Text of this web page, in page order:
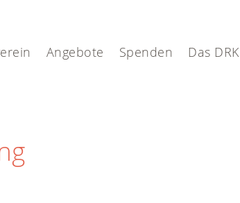
Angebote Spenden Das DRK